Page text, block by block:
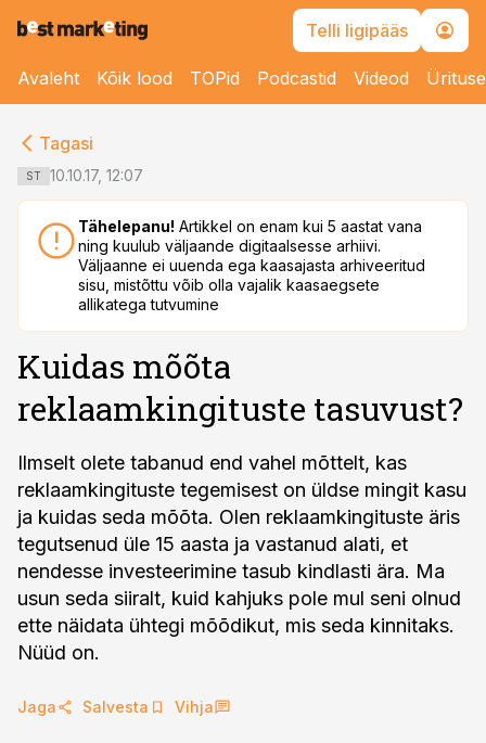
Telli ligipääs
Avaleht Kõik lood TOPid Podcastid Videod
Tagasi
ST 10.10.17, 12:07
Tähelepanu! Artikkel on enam kui 5 aastat vana
ning kuulub väljaande digitaalsesse arhiivi.
Väljaanne ei uuenda ega kaasajasta arhiveeritud
sisu, mistõttu võib olla vajalik kaasaegsete
allikatega tutvumine
Kuidas mõõta
reklaamkingituste tasuvust?
Ilmselt olete tabanud end vahel mõttelt, kas
reklaamkingituste tegemisest on üldse mingit kasu
ja kuidas seda mõõta. Olen reklaamkingituste äris
tegutsenud üle 15 aasta ja vastanud alati, et
nendesse investeerimine tasub kindlasti ära. Ma
usun seda siiralt, kuid kahjuks pole mul seni olnud
ette näidata ühtegi mõõdikut, mis seda kinnitaks.
Nüüd on.
Jaga Salvesta Vihja